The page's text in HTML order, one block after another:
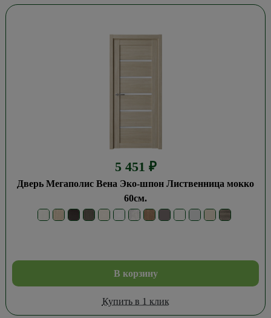
5 451 ₽
Дверь Мегаполис Вена Эко-шпон Лиственница мокко
60см.
В корзину
Купить в 1 клик